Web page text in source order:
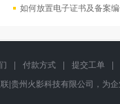
如何放置电子证书及备案
| 付款方式 | 提交工单
|
|贵州火影科技有限公司，为